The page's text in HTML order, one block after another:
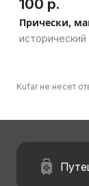
100 р.
Прически,
исторический
Kufar не несет